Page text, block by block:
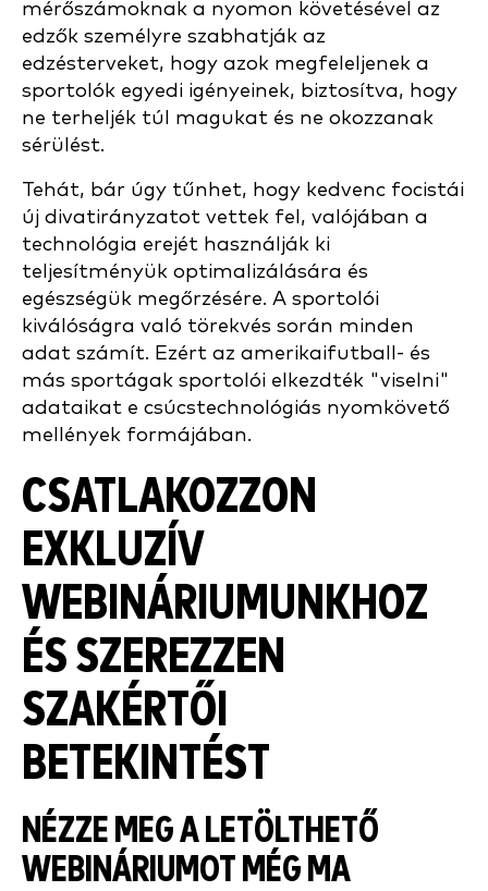
mérőszámoknak a nyomon követésével az
edzők személyre szabhatják az
edzésterveket, hogy azok megfeleljenek a
sportolók egyedi igényeinek, biztosítva, hogy
ne terheljék túl magukat és ne okozzanak
sérülést.
Tehát, bár úgy tűnhet, hogy kedvenc focistái
új divatirányzatot vettek fel, valójában a
technológia erejét használják ki
teljesítményük optimalizálására és
egészségük megőrzésére. A sportolói
kiválóságra való törekvés során minden
adat számít. Ezért az amerikaifutball- és
más sportágak sportolói elkezdték "viselni"
adataikat e csúcstechnológiás nyomkövető
mellények formájában.
CSATLAKOZZON
EXKLUZÍV
WEBINÁRIUMUNKHOZ
ÉS SZEREZZEN
SZAKÉRTŐI
BETEKINTÉST
NÉZZE MEG A LETÖLTHETŐ
WEBINÁRIUMOT MÉG MA